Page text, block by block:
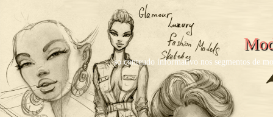
só conteudo informativo nos segmentos de